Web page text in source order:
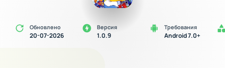
Обновлено
20-07-2026
Версия
1.0.9
Требования
Android 7.0+